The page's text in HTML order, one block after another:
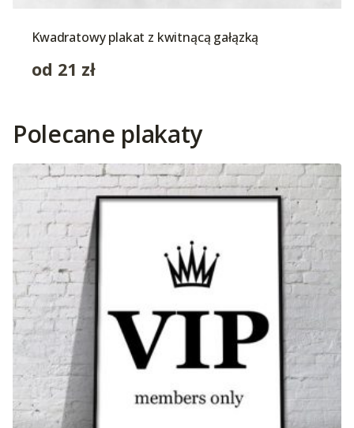
Kwadratowy plakat z kwitnącą gałązką
od 21 zł
Polecane plakaty